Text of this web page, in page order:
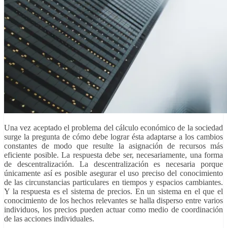
Una vez aceptado el problema del cálculo económico de la sociedad
surge la pregunta de cómo debe lograr ésta adaptarse a los cambios
constantes de modo que resulte la asignación de recursos más
eficiente posible. La respuesta debe ser, necesariamente, una forma
de descentralización. La descentralización es necesaria porque
únicamente así es posible asegurar el uso preciso del conocimiento
de las circunstancias particulares en tiempos y espacios cambiantes.
Y la respuesta es el sistema de precios. En un sistema en el que el
conocimiento de los hechos relevantes se halla disperso entre varios
individuos, los precios pueden actuar como medio de coordinación
de las acciones individuales.